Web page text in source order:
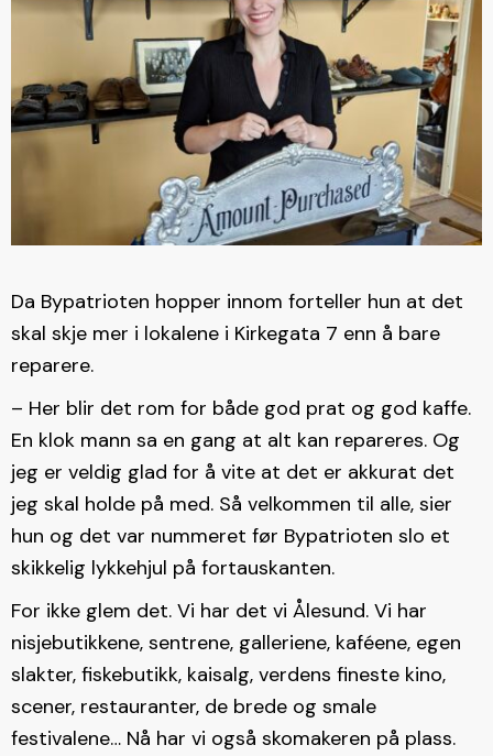
Da Bypatrioten hopper innom forteller hun at det
skal skje mer i lokalene i Kirkegata 7 enn å bare
reparere.
– Her blir det rom for både god prat og god kaffe.
En klok mann sa en gang at alt kan repareres. Og
jeg er veldig glad for å vite at det er akkurat det
jeg skal holde på med. Så velkommen til alle, sier
hun og det var nummeret før Bypatrioten slo et
skikkelig lykkehjul på fortauskanten.
For ikke glem det. Vi har det vi Ålesund. Vi har
nisjebutikkene, sentrene, galleriene, kaféene, egen
slakter, fiskebutikk, kaisalg, verdens fineste kino,
scener, restauranter, de brede og smale
festivalene… Nå har vi også skomakeren på plass.